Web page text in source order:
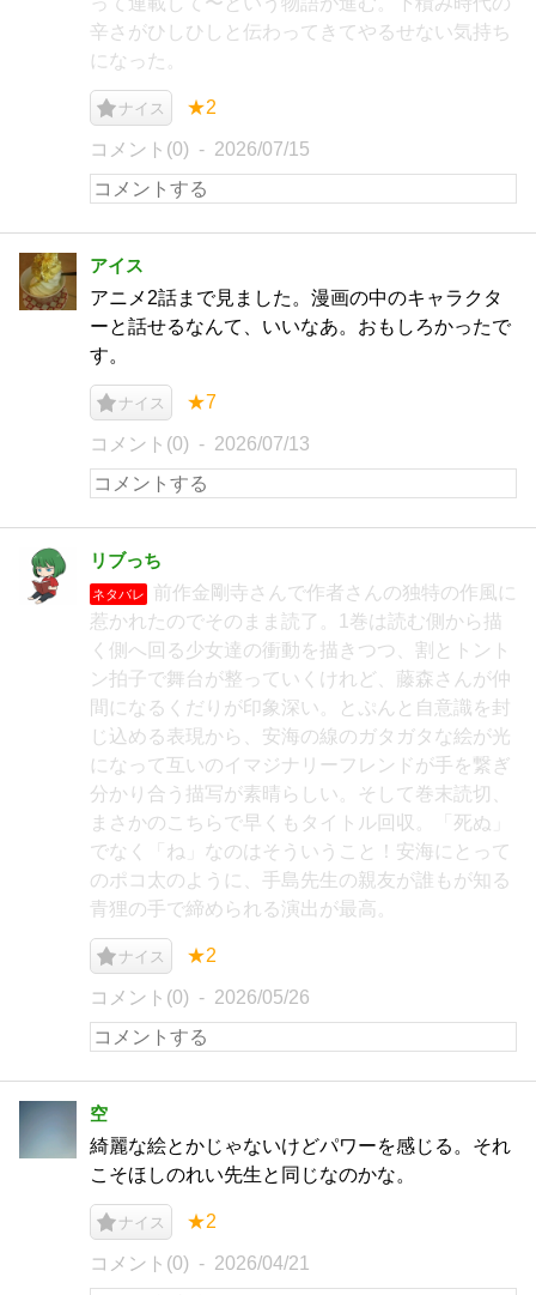
辛さがひしひしと伝わってきてやるせない気持ち
になった。
ナイス ★2
コメント(0) 2026/07/15
アイス
アニメ2話まで見ました。漫画の中のキャラクタ
ーと話せるなんて、いいなあ。おもしろかったで
す。
ナイス ★7
コメント(0) 2026/07/13
リブっち
ネタバレ
前作金剛寺さんで作者さんの独特の作風に
惹かれたのでそのまま読了。1巻は読む側から描
く側へ回る少女達の衝動を描きつつ、割とトント
ン拍子で舞台が整っていくけれど、藤森さんが仲
間になるくだりが印象深い。とぷんと自意識を封
じ込める表現から、安海の線のガタガタな絵が光
になって互いのイマジナリーフレンドが手を繋ぎ
分かり合う描写が素晴らしい。そして巻末読切、
まさかのこちらで早くもタイトル回収。「死ぬ」
でなく「ね」なのはそういうこと！安海にとって
のポコ太のように、手島先生の親友が誰もが知る
青狸の手で締められる演出が最高。
ナイス ★2
コメント(0) 2026/05/26
空
綺麗な絵とかじゃないけどパワーを感じる。それ
こそほしのれい先生と同じなのかな。
ナイス ★2
コメント(0) 2026/04/21